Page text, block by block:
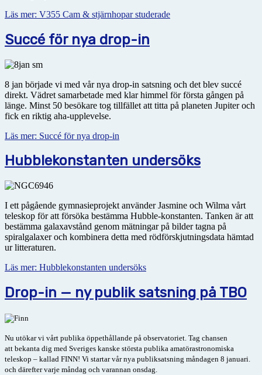
Läs mer: V355 Cam & stjärnhopar studerade
Succé för nya drop-in
8 jan började vi med vår nya drop-in satsning och det blev succé
direkt. Vädret samarbetade med klar himmel för första gången på
länge. Minst 50 besökare tog tillfället att titta på planeten Jupiter och
fick en riktig aha-upplevelse.
Läs mer: Succé för nya drop-in
Hubblekonstanten undersöks
I ett pågående gymnasieprojekt använder Jasmine och Wilma vårt
teleskop för att försöka bestämma Hubble-konstanten. Tanken är att
bestämma galax­avstånd genom mätningar på bilder tagna på
spiralgalaxer och kombinera detta med rödförskjutningsdata hämtad
ur litteraturen.
Läs mer: Hubblekonstanten undersöks
Drop-in — ny publik satsning på TBO
Nu utökar vi vårt publika öppethållande på observatoriet. Tag chansen
att bekanta dig med Sveriges kanske största publika amatörastronomiska
teleskop – kallad FINN! Vi startar vår nya publiksatsning måndagen 8 januari.
och därefter varje måndag och varannan onsdag.